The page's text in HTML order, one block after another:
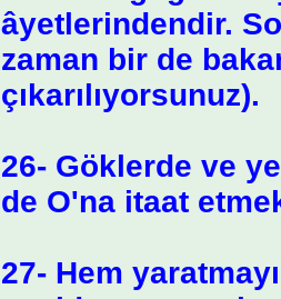
âyetlerindendir.
zaman bir de
çıkarılıyorsunuz).
26- Göklerde ve
de O'na itaat
27- Hem